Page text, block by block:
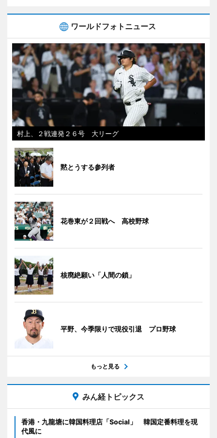
ワールドフォトニュース
村上、２戦連発２６号 大リーグ
黙とうする参列者
花巻東が２回戦へ 高校野球
核廃絶願い「人間の鎖」
平野、今季限りで現役引退 プロ野球
もっと見る
みん経トピックス
香港・九龍塘に韓国料理店「Social」 韓国定番料理を現
代風に